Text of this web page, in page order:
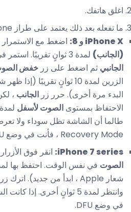
اغلق هاتفك.
ما تفعله بعد ذلك يعتمد على طراز iPhone الخاص بك:
iPhone X و 8:
اضغط مع
(الجانب) لمدة 3 ثوانٍ تقريبًا. استمر في الضغط على الزر
الجانبي ثم اضغط على زر خفض
البدء مرة أخرى). حرر زر الجانب ،
الاحتفاظ بمستوى الصوت لأسفل
طالما أن الشاشة تظل سوداء ولا
Recovery Mode ، فأنت في وضع DFU.
iPhone 7 series: انقر فوق الأزرار
الصوت
شعار Apple ، ابدأ من جديد). اترك زر "
وانتظر لمدة 5 ثوانٍ أخرى.
في وضع DFU.